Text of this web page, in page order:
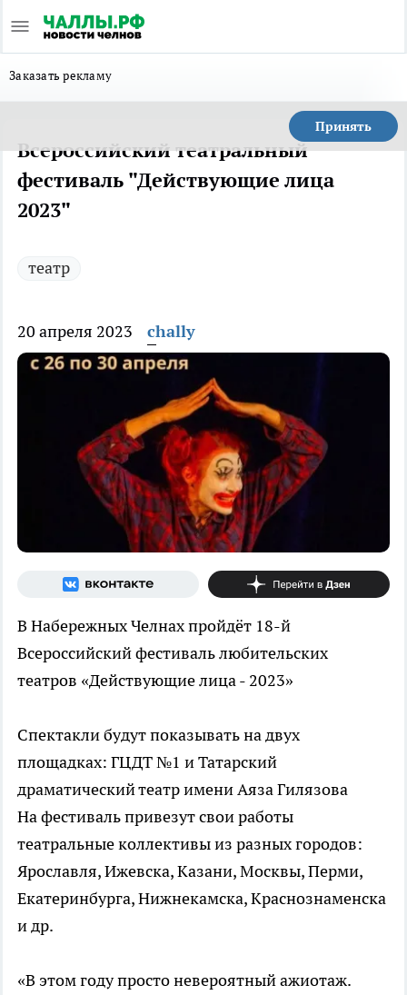
Заказать рекламу
Принять
Всероссийский театральный
фестиваль "Действующие лица
2023"
театр
20 апреля 2023 chally
В Набережных Челнах пройдёт 18-й
Всероссийский фестиваль любительских
театров «Действующие лица - 2023»
Спектакли будут показывать на двух
площадках: ГЦДТ №1 и Татарский
драматический театр имени Аяза Гилязова
На фестиваль привезут свои работы
театральные коллективы из разных городов:
Ярославля, Ижевска, Казани, Москвы, Перми,
Екатеринбурга, Нижнекамска, Краснознаменска
и др.
«В этом году просто невероятный ажиотаж.